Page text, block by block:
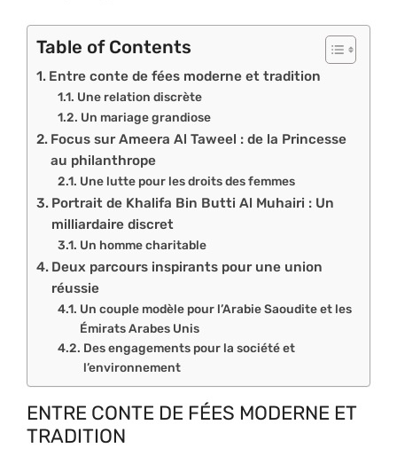
Table of Contents
Entre conte de fées moderne et tradition
Une relation discrète
Un mariage grandiose
Focus sur Ameera Al Taweel : de la Princesse
au philanthrope
Une lutte pour les droits des femmes
Portrait de Khalifa Bin Butti Al Muhairi : Un
milliardaire discret
Un homme charitable
Deux parcours inspirants pour une union
réussie
Un couple modèle pour l’Arabie Saoudite et les
Émirats Arabes Unis
Des engagements pour la société et
l’environnement
ENTRE CONTE DE FÉES MODERNE ET
TRADITION